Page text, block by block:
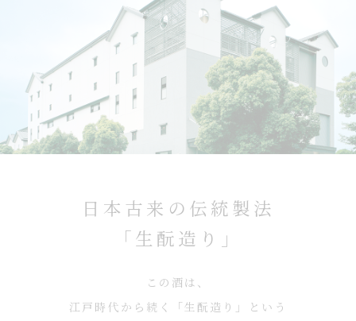
日本古来の伝統製法
「生酛造り」
この酒は、
江戸時代から続く「生酛造り」という